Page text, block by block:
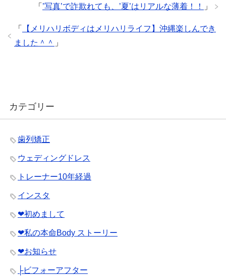
「 ’写真’で詐欺れても、’夏’はリアルな薄着！！ 」
「
【メリハリボディはメリハリライフ】沖縄楽しんでき
ました＾＾ 」
カテゴリー
歯列矯正
ウェディングドレス
トレーナー10年経過
インスタ
❤︎初めまして
❤︎私の本命Body ストーリー
❤︎お知らせ
├ビフォーアフター